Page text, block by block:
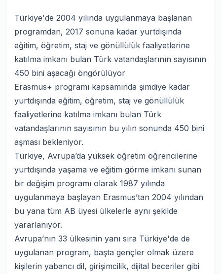
Türkiye'de 2004 yılında uygulanmaya başlanan
programdan, 2017 sonuna kadar yurtdışında
eğitim, öğretim, staj ve gönüllülük faaliyetlerine
katılma imkanı bulan Türk vatandaşlarının sayısının
450 bini aşacağı öngörülüyor
Erasmus+ programı kapsamında şimdiye kadar
yurtdışında eğitim, öğretim, staj ve gönüllülük
faaliyetlerine katılma imkanı bulan Türk
vatandaşlarının sayısının bu yılın sonunda 450 bini
aşması bekleniyor.
Türkiye, Avrupa’da yüksek öğretim öğrencilerine
yurtdışında yaşama ve eğitim görme imkanı sunan
bir değişim programı olarak 1987 yılında
uygulanmaya başlayan Erasmus’tan 2004 yılından
bu yana tüm AB üyesi ülkelerle aynı şekilde
yararlanıyor.
Avrupa’nın 33 ülkesinin yanı sıra Türkiye'de de
uygulanan program, başta gençler olmak üzere
kişilerin yabancı dil, girişimcilik, dijital beceriler gibi